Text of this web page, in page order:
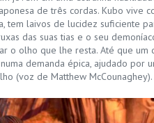
de três cordas. Kubo vive
tem laivos de lucidez suficiente
das suas tias e o seu
o olho que lhe resta. Até que um
demanda épica, ajudado por
(voz de Matthew McCounaghey).